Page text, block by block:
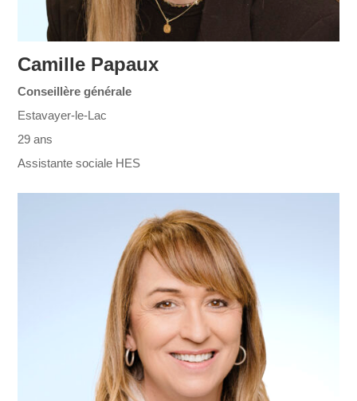
Camille Papaux
Conseillère générale
Estavayer-le-Lac
29 ans
Assistante sociale HES